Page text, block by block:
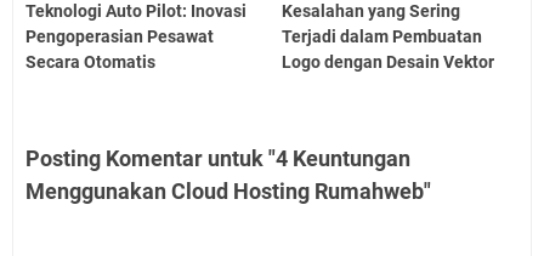
Teknologi Auto Pilot: Inovasi
Pengoperasian Pesawat
Secara Otomatis
Kesalahan yang Sering
Terjadi dalam Pembuatan
Logo dengan Desain Vektor
Posting Komentar untuk "4 Keuntungan
Menggunakan Cloud Hosting Rumahweb"